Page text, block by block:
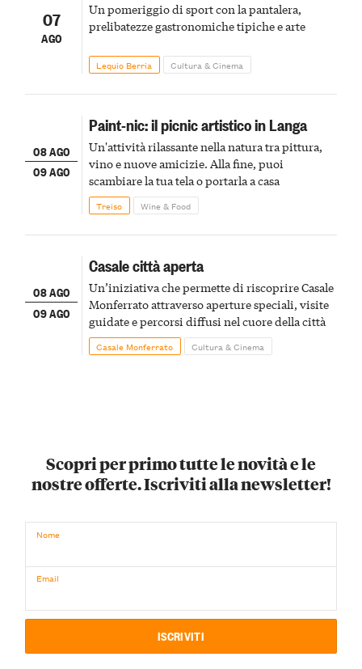
07
AGO
Un pomeriggio di sport con la pantalera,
prelibatezze gastronomiche tipiche e arte
Lequio Berria Cultura & Cinema
08 AGO
09 AGO
Paint-nic: il picnic artistico in Langa
Un'attività rilassante nella natura tra pittura,
vino e nuove amicizie. Alla fine, puoi
scambiare la tua tela o portarla a casa
Treiso Wine & Food
08 AGO
09 AGO
Casale città aperta
Un’iniziativa che permette di riscoprire Casale
Monferrato attraverso aperture speciali, visite
guidate e percorsi diffusi nel cuore della città
Casale Monferrato Cultura & Cinema
Scopri per primo tutte le novità e le
nostre offerte. Iscriviti alla newsletter!
Nome
Email